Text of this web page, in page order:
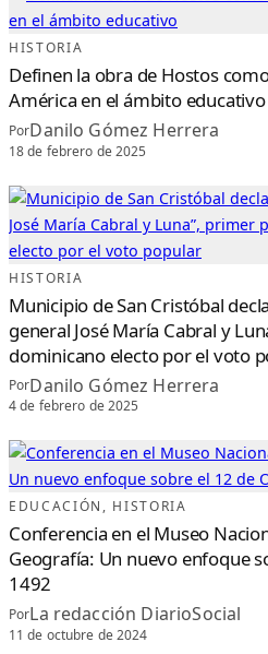
HISTORIA
Definen la obra de Hostos
América en el ámbito educativo
PorDanilo Gómez Herrera
18 de febrero de 2025
HISTORIA
Municipio de San Cristóbal
general José María Cabral y
dominicano electo por el voto
PorDanilo Gómez Herrera
4 de febrero de 2025
EDUCACIÓN , HISTORIA
Conferencia en el Museo
Geografía: Un nuevo enfoque
1492
PorLa redacción DiarioSocial
11 de octubre de 2024